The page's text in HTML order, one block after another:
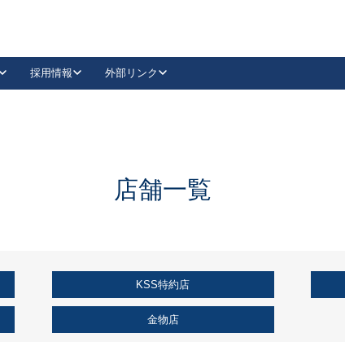
抗ウイルス・抗菌製品
採用情報 外部リンク
LinkedIn店舗一覧
KSS特約店
金物店